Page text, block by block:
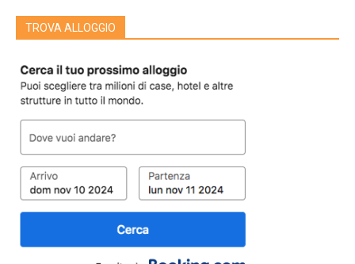
TROVA ALLOGGIO